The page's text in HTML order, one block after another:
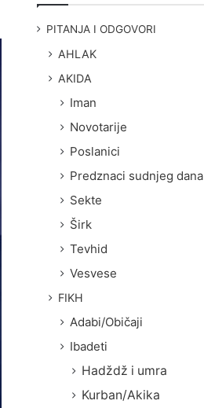
PITANJA I ODGOVORI
AHLAK
AKIDA
Iman
Novotarije
Poslanici
Predznaci sudnjeg dana
Sekte
Širk
Tevhid
Vesvese
FIKH
Adabi/Običaji
Ibadeti
Hadždž i umra
Kurban/Akika